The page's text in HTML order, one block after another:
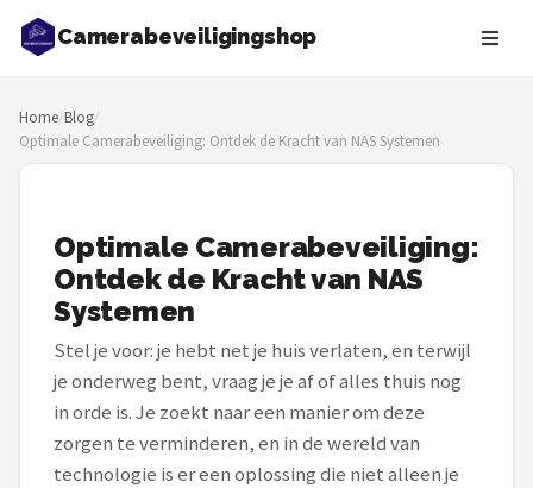
Camerabeveiligingshop
Zoeken
NAVIGATIE
Shop
Blog
Beveiligingscamera's
Camera Deurbellen
NAS
Home/Blog/
Optimale Camerabeveiliging: Ontdek de Kracht van NAS Systemen
Optimale Camerabeveiliging:
Ontdek de Kracht van NAS
Systemen
Stel je voor: je hebt net je huis verlaten, en terwijl
je onderweg bent, vraag je je af of alles thuis nog
in orde is. Je zoekt naar een manier om deze
zorgen te verminderen, en in de wereld van
technologie is er een oplossing die niet alleen je